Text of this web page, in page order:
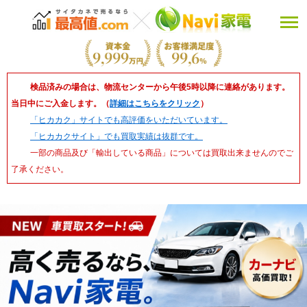
検品済みの場合は、物流センターから午後5時以降に連絡があります。
当日中にご入金します。（詳細はこちらをクリック ）
「ヒカカク」サイトでも高評価をいただいています。
「ヒカカクサイト」でも買取実績は抜群です。
一部の商品及び「輸出している商品」については買取出来ませんのでご
了承ください。